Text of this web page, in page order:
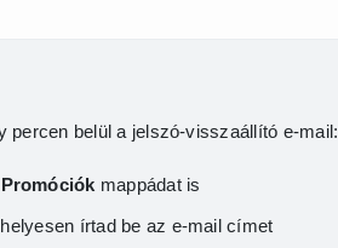
percen belül a jelszó-visszaállító e-mail:
Promóciók mappádat is
írtad be az e-mail címet